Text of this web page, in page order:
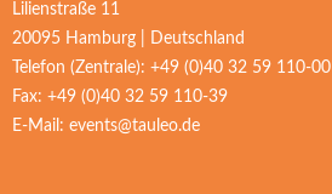
Lilienstraße 11
20095 Hamburg | Deutschland
Telefon (Zentrale): +49 (0)40 32 59 110-00
Fax: +49 (0)40 32 59 110-39
E-Mail: events@tauleo.de